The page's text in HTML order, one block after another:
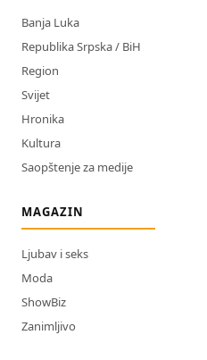
Banja Luka
Republika Srpska / BiH
Region
Svijet
Hronika
Kultura
Saopštenje za medije
MAGAZIN
Ljubav i seks
Moda
ShowBiz
Zanimljivo